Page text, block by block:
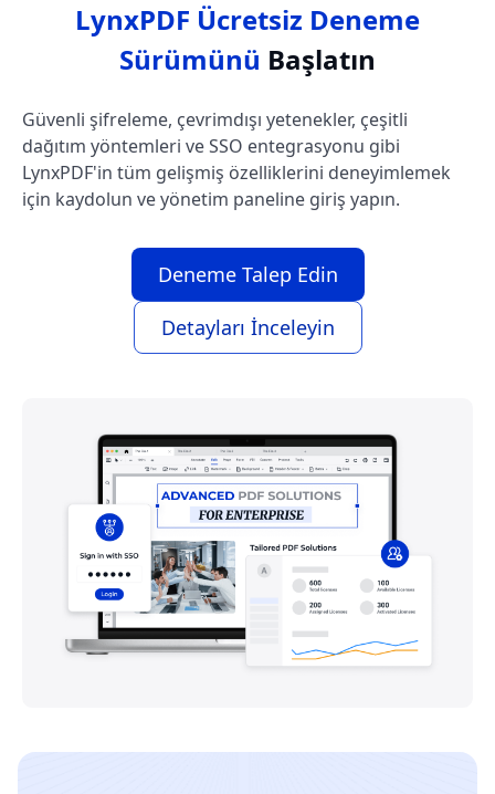
LynxPDF Ücretsiz Deneme
Sürümünü Başlatın
Güvenli şifreleme, çevrimdışı yetenekler, çeşitli
dağıtım yöntemleri ve SSO entegrasyonu gibi
LynxPDF'in tüm gelişmiş özelliklerini deneyimlemek
için kaydolun ve yönetim paneline giriş yapın.
Deneme Talep Edin
Detayları İnceleyin